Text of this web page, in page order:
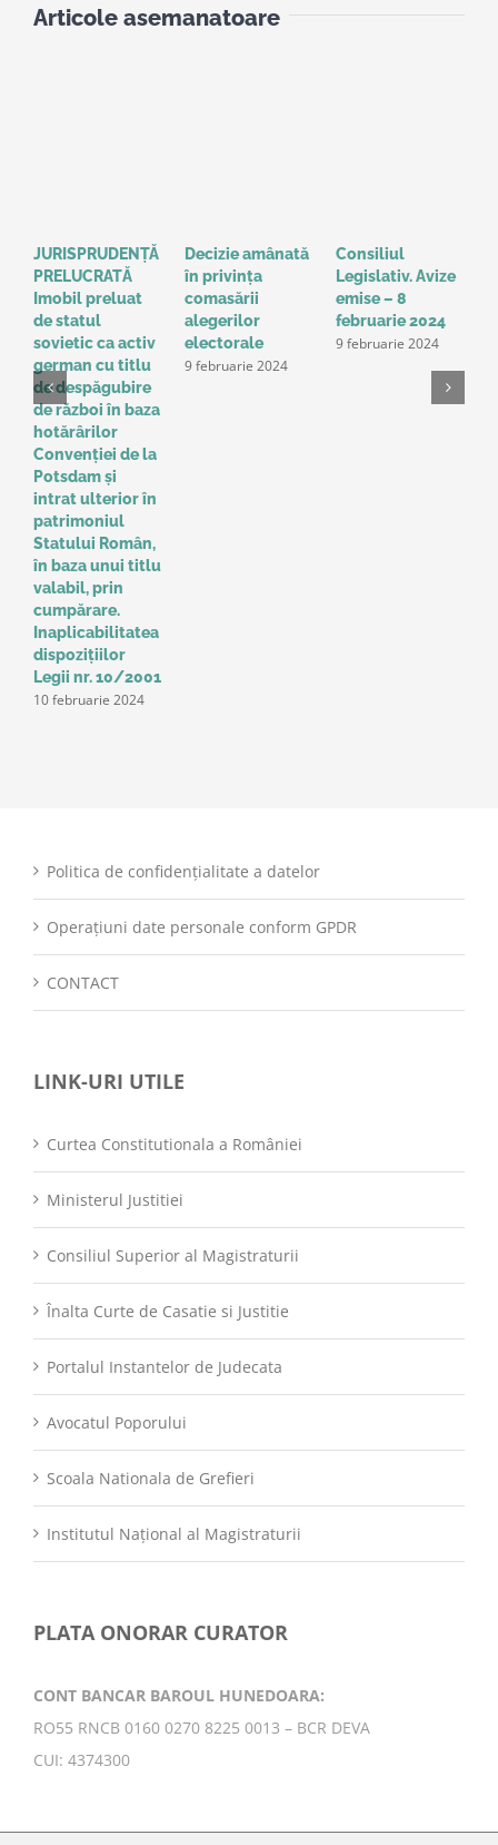
Articole asemanatoare
JURISPRUDENȚĂ
PRELUCRATĂ
Imobil preluat
de statul
sovietic ca activ
german cu titlu
de despăgubire
de război în baza
hotărârilor
Convenţiei de la
Potsdam și
intrat ulterior în
patrimoniul
Statului Român,
în baza unui titlu
valabil, prin
cumpărare.
Inaplicabilitatea
dispozițiilor
Legii nr. 10/2001
10 februarie 2024
Decizie amânată
în privinţa
comasării
alegerilor
electorale
9 februarie 2024
Consiliul
Legislativ. Avize
emise – 8
februarie 2024
9 februarie 2024
Politica de confidențialitate a datelor
Operațiuni date personale conform GPDR
CONTACT
LINK-URI UTILE
Curtea Constitutionala a României
Ministerul Justitiei
Consiliul Superior al Magistraturii
Înalta Curte de Casatie si Justitie
Portalul Instantelor de Judecata
Avocatul Poporului
Scoala Nationala de Grefieri
Institutul Național al Magistraturii
PLATA ONORAR CURATOR
CONT BANCAR BAROUL HUNEDOARA:
RO55 RNCB 0160 0270 8225 0013 – BCR DEVA
CUI: 4374300